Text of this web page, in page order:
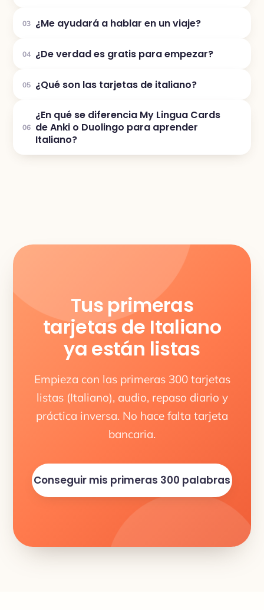
03 ¿Me ayudará a hablar en un viaje?
04 ¿De verdad es gratis para empezar?
05 ¿Qué son las tarjetas de italiano?
06
¿En qué se diferencia My Lingua Cards
de Anki o Duolingo para aprender
Italiano?
Tus primeras
tarjetas de Italiano
ya están listas
Empieza con las primeras 300 tarjetas
listas (Italiano), audio, repaso diario y
práctica inversa. No hace falta tarjeta
bancaria.
Conseguir mis primeras 300 palabras